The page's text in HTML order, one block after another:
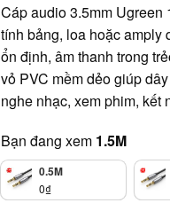
Cáp audio 3.5mm Ugreen
tính bảng, loa hoặc amply
ổn định, âm thanh trong
vỏ PVC mềm dẻo giúp
nghe nhạc, xem phim, kết
Bạn đang xem 1.5M
0.5M
0₫